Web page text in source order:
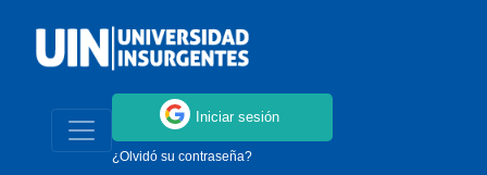
Iniciar sesión
¿Olvidó su contraseña?